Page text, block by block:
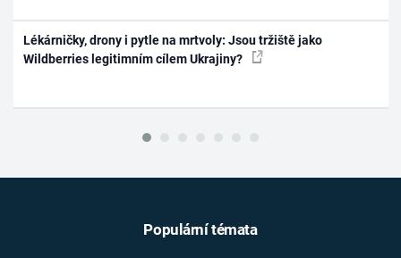
Lékárničky, drony i pytle na mrtvoly: Jsou tržiště jako
Wildberries legitimním cílem Ukrajiny?
Populární témata